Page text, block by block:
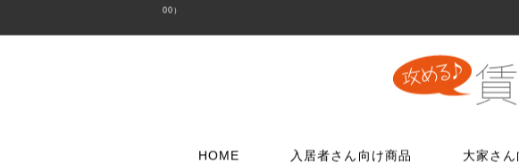
00）
HOME 入居者さん向け商品 大家さ